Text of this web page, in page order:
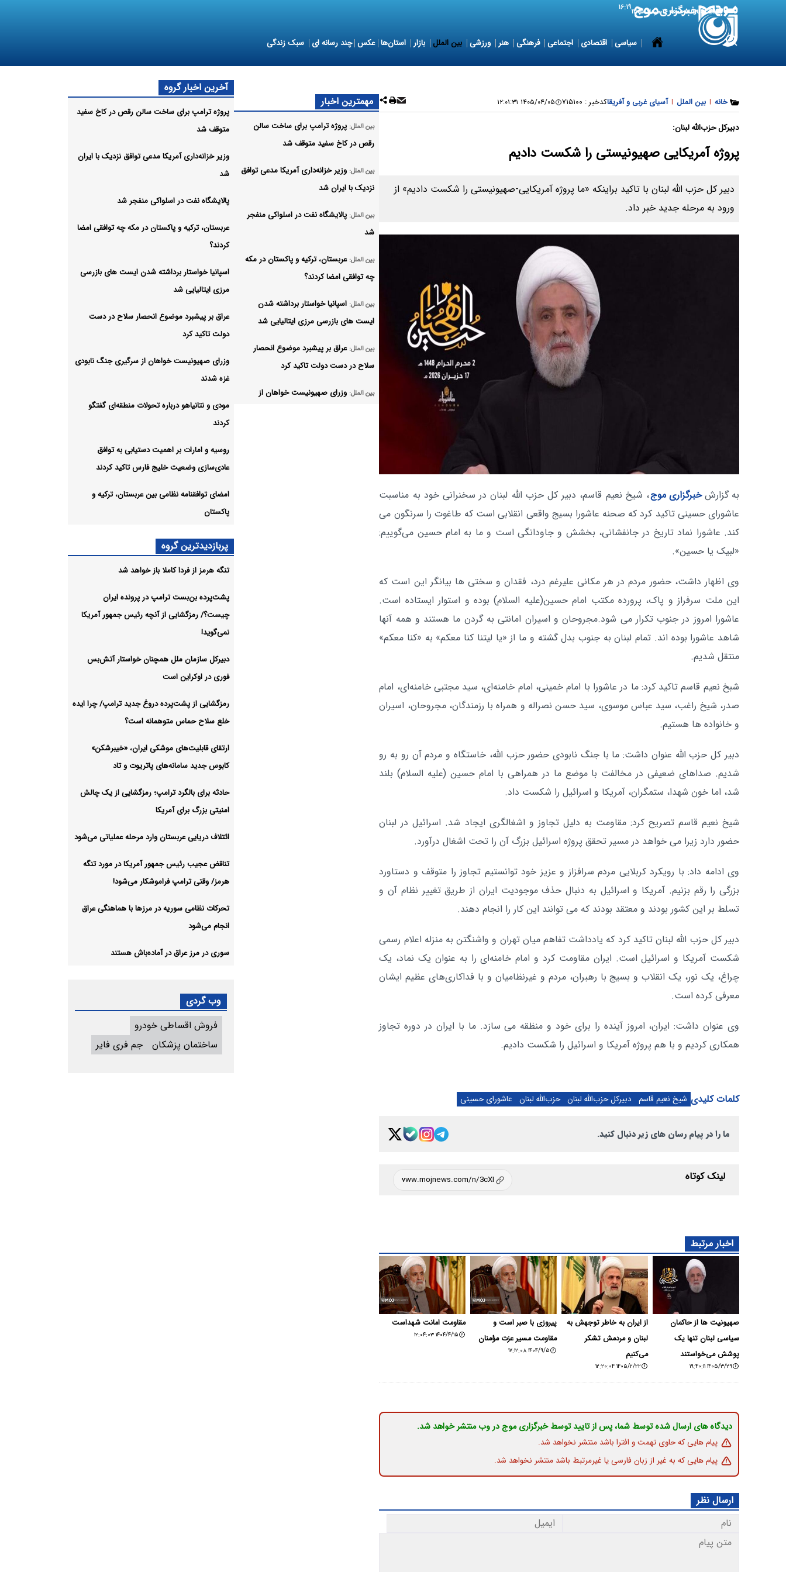
7 August 2026 جمعه ۱۶ مرداد ۱۴۰۵ ۱۶:۱۹
سیاسی اقتصادی اجتماعی فرهنگی هنر ورزشی بین الملل بازار استان‌ها عکس چند رسانه ای سبک زندگی
خانه | بین الملل | آسیای غربی و آفریقاکدخبر : ۷۱۵۱۰۰ ۱۴۰۵/۰۴/۰۵ ۱۲:۰۱:۳۱
دبیرکل حزب‌الله لبنان:
پروژه آمریکایی صهیونیستی را شکست دادیم
دبیر کل حزب الله لبنان با تاکید براینکه «ما پروژه آمریکایی-صهیونیستی را شکست دادیم» از
ورود به مرحله جدید خبر داد.
به گزارشخبرگزاری موج، شیخ نعیم قاسم، دبیر کل حزب الله لبنان در سخنرانی خود به مناسبت
عاشورای حسینی تاکید کرد که صحنه عاشورا بسیج واقعی انقلابی است که طاغوت را سرنگون می
کند. عاشورا نماد تاریخ در جانفشانی، بخشش و جاودانگی است و ما به امام حسین می‌گوییم:
«لبیک یا حسین».
وی اظهار داشت، حضور مردم در هر مکانی علیرغم درد، فقدان و سختی ها بیانگر این است که
این ملت سرفراز و پاک، پرورده مکتب امام حسین(علیه السلام) بوده و استوار ایستاده است.
عاشورا امروز در جنوب تکرار می شود.مجروحان و اسیران امانتی به گردن ما هستند و همه آنها
شاهد عاشورا بوده اند. تمام لبنان به جنوب بدل گشته و ما از «یا لیتنا کنا معکم» به «کنا معکم»
منتقل شدیم.
شبخ نعیم قاسم تاکید کرد: ما در عاشورا با امام خمینی، امام خامنه‌ای، سید مجتبی خامنه‌ای، امام
صدر، شیخ راغب، سید عباس موسوی، سید حسن نصراله و همراه با رزمندگان، مجروحان، اسیران
و خانواده ها هستیم.
دبیر کل حزب الله عنوان داشت: ما با جنگ نابودی حضور حزب الله، خاستگاه و مردم آن رو به رو
شدیم. صداهای ضعیفی در مخالفت با موضع ما در همراهی با امام حسین (علیه السلام) بلند
شد، اما خون شهدا، ستمگران، آمریکا و اسرائیل را شکست داد.
شیخ نعیم قاسم تصریح کرد: مقاومت به دلیل تجاوز و اشغالگری ایجاد شد. اسرائیل در لبنان
حضور دارد زیرا می خواهد در مسیر تحقق پروژه اسرائیل بزرگ آن را تحت اشغال درآورد.
وی ادامه داد: با رویکرد کربلایی مردم سرافزاز و عزیز خود توانستیم تجاوز را متوقف و دستاورد
بزرگی را رقم بزنیم. آمریکا و اسرائیل به دنبال حذف موجودیت ایران از طریق تغییر نظام آن و
تسلط بر این کشور بودند و معتقد بودند که می توانند این کار را انجام دهند.
دبیر کل حزب الله لبنان تاکید کرد که یادداشت تفاهم میان تهران و واشنگتن به منزله اعلام رسمی
شکست آمریکا و اسرائیل است. ایران مقاومت کرد و امام خامنه‌ای را به عنوان یک نماد، یک
چراغ، یک نور، یک انقلاب و بسیج با رهبران، مردم و غیرنظامیان و با فداکاری‌های عظیم ایشان
معرفی کرده است.
وی عنوان داشت: ایران، امروز آینده را برای خود و منظقه می سازد. ما با ایران در دوره تجاوز
همکاری کردیم و با هم پروژه آمریکا و اسرائیل را شکست دادیم.
کلمات کلیدی شیخ نعیم قاسم دبیرکل حزب‌الله لبنان حزب‌الله لبنان عاشورای حسینی
ما را در پیام رسان های زیر دنبال کنید.
لینک کوتاه
اخبار مرتبط
صهیونیت ها از حاکمان
سیاسی لبنان تنها یک
پوشش می‌خواستند
۱۴۰۵/۳/۲۹ ۱۹:۴۰:۱۱
از ایران به خاطر توجهش به
لبنان و مردمش تشکر
می‌کنیم
۱۴۰۵/۲/۲۲ ۱۲:۲۰:۰۴
پیروزی با صبر است و
مقاومت مسیر عزت مؤمنان
۱۴۰۴/۹/۵ ۱۷:۱۲:۰۸
مقاومت امانت شهداست
۱۴۰۴/۴/۱۵ ۱۲:۰۴:۰۳
دیدگاه های ارسال شده توسط شما، پس از تایید توسط خبرگزاری موج در وب منتشر خواهد شد.
پیام هایی که حاوی تهمت و افترا باشد منتشر نخواهد شد.
پیام هایی که به غیر از زبان فارسی یا غیرمرتبط باشد منتشر نخواهد شد.
ارسال نظر
مهمترین اخبار
بین الملل: پروژه ترامپ برای ساخت سالن
رقص در کاخ سفید متوقف شد
بین الملل: وزیر خزانه‌داری آمریکا مدعی توافق
نزدیک با ایران شد
بین الملل: پالایشگاه نفت در اسلواکی منفجر
شد
بین الملل: عربستان، ترکیه و پاکستان در مکه
چه توافقی امضا کردند؟
بین الملل: اسپانیا خواستار برداشته شدن
ایست های بازرسی مرزی ایتالیایی شد
بین الملل: عراق بر پیشبرد موضوع انحصار
سلاح در دست دولت تاکید کرد
بین الملل: وزرای صهیونیست خواهان از
آخرین اخبار گروه
پروژه ترامپ برای ساخت سالن رقص در کاخ سفید
متوقف شد
وزیر خزانه‌داری آمریکا مدعی توافق نزدیک با ایران
شد
پالایشگاه نفت در اسلواکی منفجر شد
عربستان، ترکیه و پاکستان در مکه چه توافقی امضا
کردند؟
اسپانیا خواستار برداشته شدن ایست های بازرسی
مرزی ایتالیایی شد
عراق بر پیشبرد موضوع انحصار سلاح در دست
دولت تاکید کرد
وزرای صهیونیست خواهان از سرگیری جنگ نابودی
غزه شدند
مودی و نتانیاهو درباره تحولات منطقه‌ای گفتگو
کردند
روسیه و امارات بر اهمیت دستیابی به توافق
عادی‌سازی وضعیت خلیج‌ فارس تاکید کردند
امضای توافقنامه نظامی بین عربستان، ترکیه و
پاکستان
پربازدیدترین گروه
تنگه هرمز از فردا کاملا باز خواهد شد
پشت‌پرده بن‌بست ترامپ در پرونده ایران
چیست؟/ رمزگشایی از آنچه رئیس جمهور آمریکا
نمی‌گوید!
دبیرکل سازمان ملل همچنان خواستار آتش‌بس
فوری در اوکراین است
رمزگشایی از پشت‌پرده دروغ جدید ترامپ/ چرا ایده
خلع سلاح حماس متوهمانه است؟
ارتقای قابلیت‌های موشکی ایران، «خیبرشکن»
کابوس جدید سامانه‌های پاتریوت و تاد
حادثه برای بالگرد ترامپ؛ رمزگشایی از یک چالش
امنیتی بزرگ برای آمریکا
ائتلاف دریایی عربستان وارد مرحله عملیاتی می‌شود
تناقض عجیب رئیس جمهور آمریکا در مورد تنگه
هرمز/ وقتی ترامپ فراموشکار می‌شود!
تحرکات نظامی سوریه در مرزها با هماهنگی عراق
انجام می‌شود
سوری در مرز عراق در آماده‌باش هستند
وب گردی
فروش اقساطی خودرو
ساختمان پزشکان
جم فری فایر